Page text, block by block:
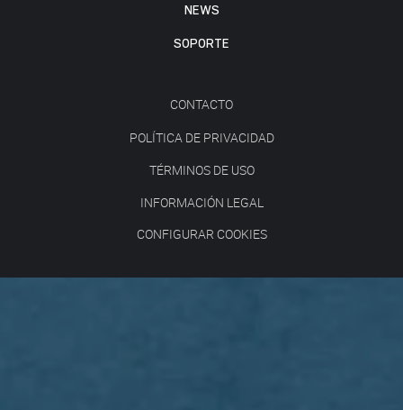
NEWS
SOPORTE
CONTACTO
POLÍTICA DE PRIVACIDAD
TÉRMINOS DE USO
INFORMACIÓN LEGAL
CONFIGURAR COOKIES